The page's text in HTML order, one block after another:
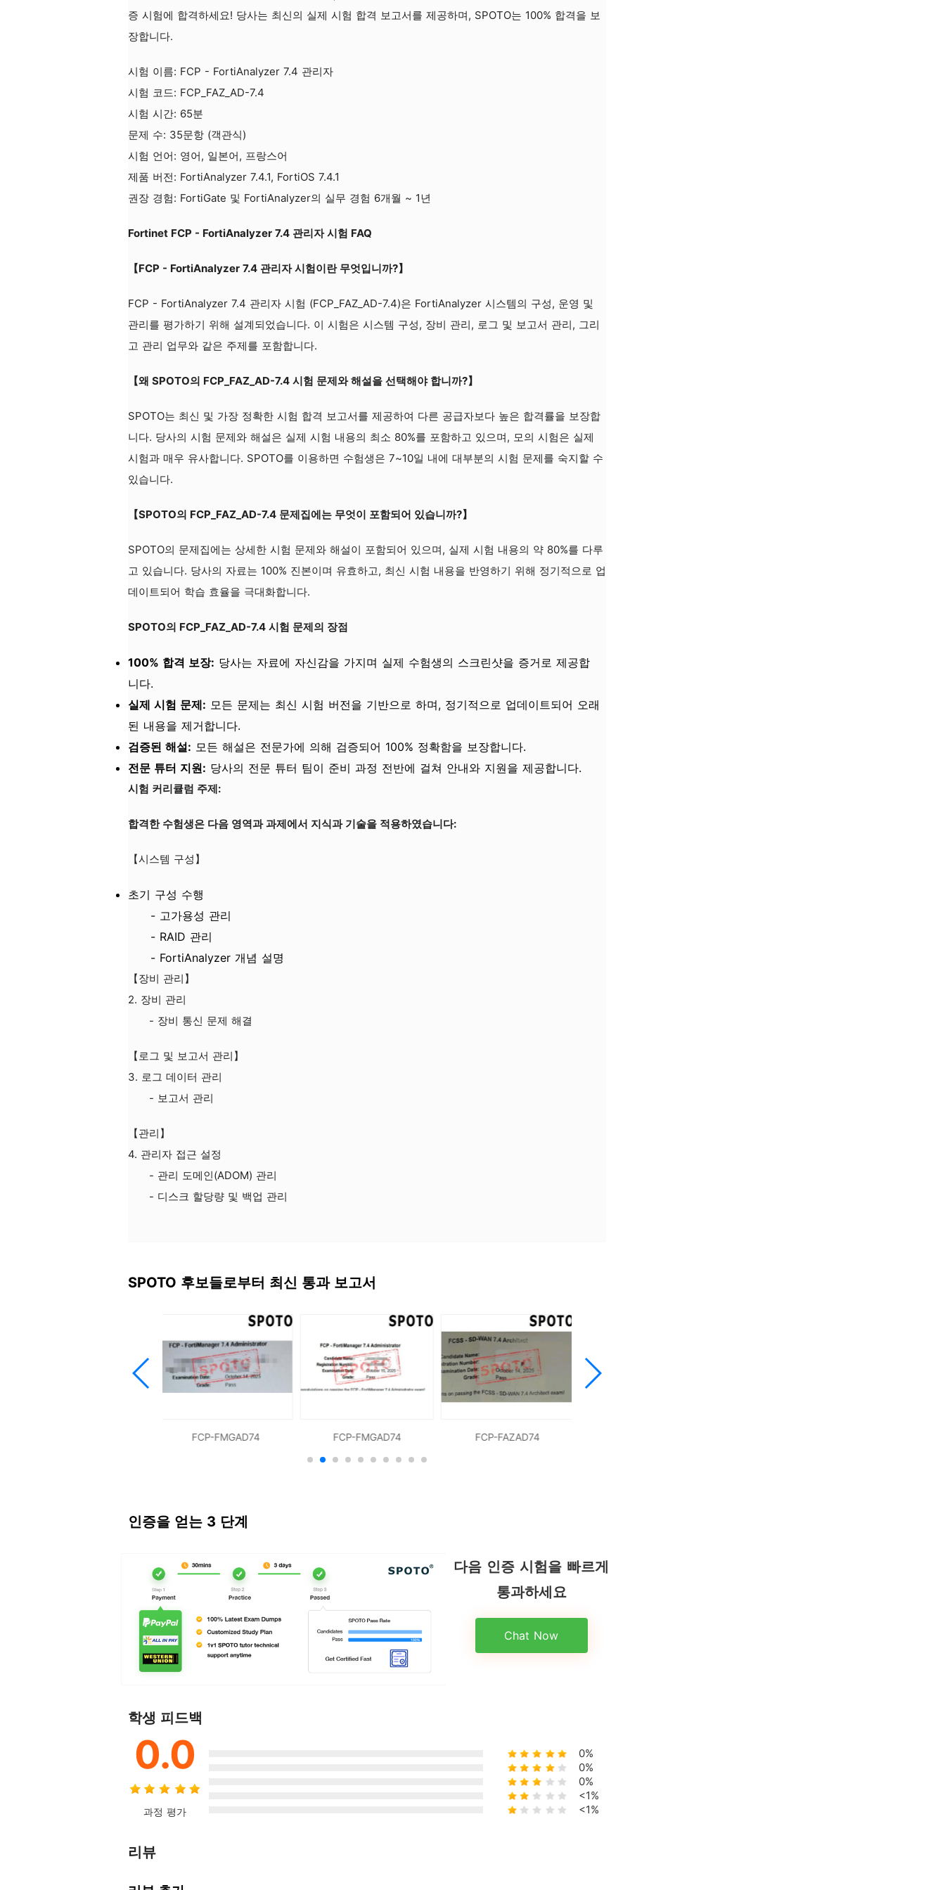
증 시험에 합격하세요! 당사는 최신의 실제 시험 합격 보고서를 제공하며, SPOTO는 100% 합격을 보
장합니다.
시험 이름: FCP - FortiAnalyzer 7.4 관리자
시험 코드: FCP_FAZ_AD-7.4
시험 시간: 65분
문제 수: 35문항 (객관식)
시험 언어: 영어, 일본어, 프랑스어
제품 버전: FortiAnalyzer 7.4.1, FortiOS 7.4.1
권장 경험: FortiGate 및 FortiAnalyzer의 실무 경험 6개월 ~ 1년
Fortinet FCP - FortiAnalyzer 7.4 관리자 시험 FAQ
【FCP - FortiAnalyzer 7.4 관리자 시험이란 무엇입니까?】
FCP - FortiAnalyzer 7.4 관리자 시험 (FCP_FAZ_AD-7.4)은 FortiAnalyzer 시스템의 구성, 운영 및
관리를 평가하기 위해 설계되었습니다. 이 시험은 시스템 구성, 장비 관리, 로그 및 보고서 관리, 그리
고 관리 업무와 같은 주제를 포함합니다.
【왜 SPOTO의 FCP_FAZ_AD-7.4 시험 문제와 해설을 선택해야 합니까?】
SPOTO는 최신 및 가장 정확한 시험 합격 보고서를 제공하여 다른 공급자보다 높은 합격률을 보장합
니다. 당사의 시험 문제와 해설은 실제 시험 내용의 최소 80%를 포함하고 있으며, 모의 시험은 실제
시험과 매우 유사합니다. SPOTO를 이용하면 수험생은 7~10일 내에 대부분의 시험 문제를 숙지할 수
있습니다.
【SPOTO의 FCP_FAZ_AD-7.4 문제집에는 무엇이 포함되어 있습니까?】
SPOTO의 문제집에는 상세한 시험 문제와 해설이 포함되어 있으며, 실제 시험 내용의 약 80%를 다루
고 있습니다. 당사의 자료는 100% 진본이며 유효하고, 최신 시험 내용을 반영하기 위해 정기적으로 업
데이트되어 학습 효율을 극대화합니다.
SPOTO의 FCP_FAZ_AD-7.4 시험 문제의 장점
100% 합격 보장: 당사는 자료에 자신감을 가지며 실제 수험생의 스크린샷을 증거로 제공합
니다.
실제 시험 문제: 모든 문제는 최신 시험 버전을 기반으로 하며, 정기적으로 업데이트되어 오래
된 내용을 제거합니다.
검증된 해설: 모든 해설은 전문가에 의해 검증되어 100% 정확함을 보장합니다.
전문 튜터 지원: 당사의 전문 튜터 팀이 준비 과정 전반에 걸쳐 안내와 지원을 제공합니다.
시험 커리큘럼 주제:
합격한 수험생은 다음 영역과 과제에서 지식과 기술을 적용하였습니다:
【시스템 구성】
초기 구성 수행
- 고가용성 관리
- RAID 관리
- FortiAnalyzer 개념 설명
【장비 관리】
2. 장비 관리
- 장비 통신 문제 해결
【로그 및 보고서 관리】
3. 로그 데이터 관리
- 보고서 관리
【관리】
4. 관리자 접근 설정
- 관리 도메인(ADOM) 관리
- 디스크 할당량 및 백업 관리
SPOTO 후보들로부터 최신 통과 보고서
FCP-FMGAD74 FCP-FMGAD74 FCP-FAZAD74
인증을 얻는 3 단계
다음 인증 시험을 빠르게
통과하세요
Chat Now
학생 피드백
0.0
과정 평가
0%
0%
0%
<1%
<1%
리뷰